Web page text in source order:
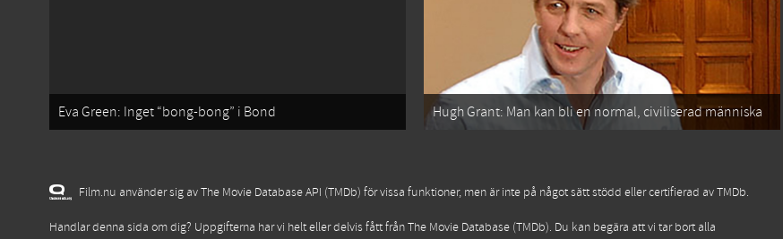
Eva Green: Inget “bong-bong” i Bond Hugh Grant: Man kan bli en normal, civiliserad människa
Film.nu använder sig av The Movie Database API (TMDb) för vissa funktioner, men är inte på något sätt stödd eller certifierad av TMDb.
Handlar denna sida om dig? Uppgifterna har vi helt eller delvis fått frånThe Movie Database (TMDb). Du kan begära att vi tar bort alla